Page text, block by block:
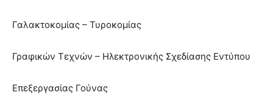
Γαλακτοκομίας – Τυροκομίας
Γραφικών Τεχνών – Ηλεκτρονικής Σχεδίασης Εντύπου
Επεξεργασίας Γούνας